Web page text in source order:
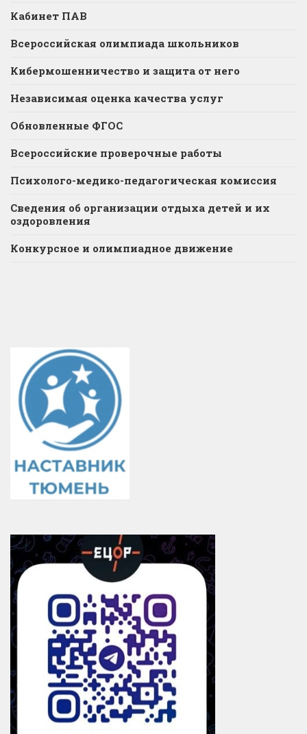
Кабинет ПАВ
Всероссийская олимпиада школьников
Кибермошенничество и защита от него
Независимая оценка качества услуг
Обновленные ФГОС
Всероссийские проверочные работы
Психолого-медико-педагогическая комиссия
Сведения об организации отдыха детей и их
оздоровления
Конкурсное и олимпиадное движение